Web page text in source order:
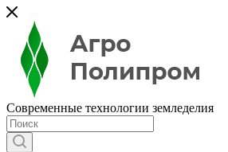
Современные технологии земледелия